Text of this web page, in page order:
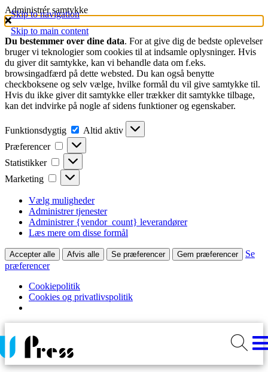
Administrér samtykke
Du bestemmer over dine data. For at give dig de bedste oplevelser
bruger vi teknologier som cookies til at indsamle oplysninger. Hvis
du giver dit samtykke, kan vi behandle data om f.eks.
browsingadfærd på dette websted. Du kan også benytte
checkboksene og selv vælge, hvilke formål du vil give samtykke til.
Hvis du ikke giver dit samtykke eller trækker dit samtykke tilbage,
kan det indvirke på nogle af sidens funktioner og egenskaber.
Funktionsdygtig Funktionsdygtig
Altid aktiv
Præferencer
Præferencer
Statistikker Statistikker
Marketing Marketing
Vælg muligheder
Administrer tjenester
Administrer {vendor_count} leverandører
Læs mere om disse formål
Accepter alle Afvis alle Se præferencer Gem præferencer
Se
præferencer
Cookiepolitik
Cookies og privatlivspolitik
Skip to navigation
Skip to main content